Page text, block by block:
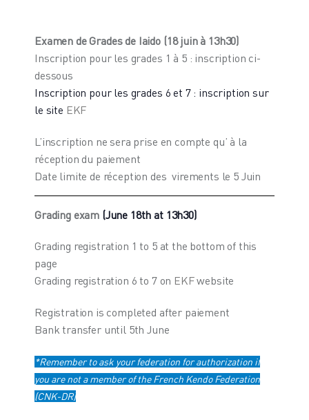
Examen de Gradesde Iaido (18 juin à 13h30)
Inscription pour les grades 1 à 5 : inscription ci-
dessous
Inscription pour les grades 6 et 7 : inscription sur
le site EKF
L’inscription ne sera prise en compte qu’ à la
réception du paiement
Date limite de réception des virements le 5 Juin
Grading exam (June 18th at 13h30)
Grading registration 1 to 5 at the bottom of this
page
Grading registration 6 to 7 on EKFwebsite
Registration is completed after paiement
Bank transfer until 5th June
*Remember to ask your federation for authorization if
you are not a member of the French Kendo Federation
(CNK-DR)